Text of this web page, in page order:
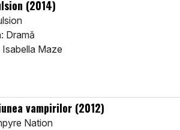
(2014)
Dramă
Isabella Maze
vampirilor (2012)
Nation